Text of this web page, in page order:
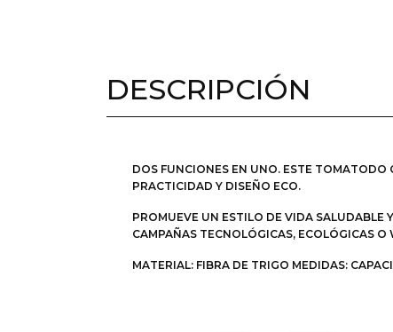
DESCRIPCIÓN
DOS FUNCIONES EN UNO. ESTE TOMATODO
PRACTICIDAD Y DISEÑO ECO.
PROMUEVE UN ESTILO DE VIDA SALUDABLE
CAMPAÑAS TECNOLÓGICAS, ECOLÓGICAS O
MATERIAL: FIBRA DE TRIGO MEDIDAS: